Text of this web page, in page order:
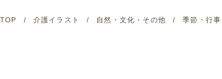
介護情報の総合サイト
TOP 介護イラスト 自然・文化・その他 季節・行事